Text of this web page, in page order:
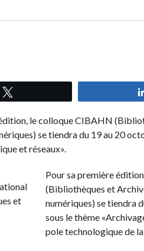
le colloque CIBAHN
se tiendra du 19 au 20
et réseaux».
Pour sa première
(Bibliothèques et
numériques) se tiendra
sous le thème
pole technologique de